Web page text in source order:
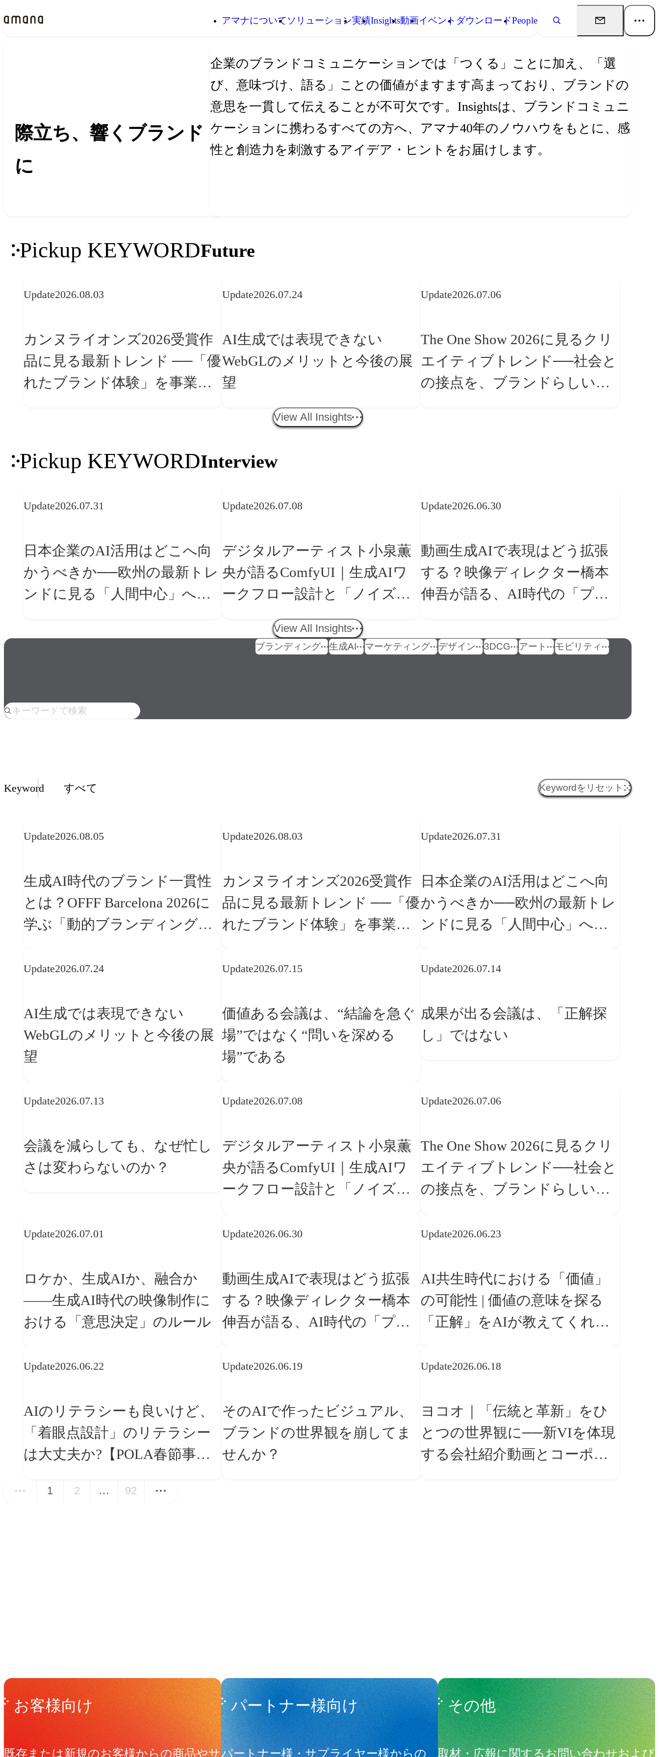
アマナについてソリューション実績Insights動画イベント ダウンロードPeople
Insights インサイト
際立ち、響くブランド
に
企業のブランドコミュニケーションでは「つくる」ことに加え、「選
び、意味づけ、語る」ことの価値がますます高まっており、ブランドの
意思を一貫して伝えることが不可欠です。Insightsは、ブランドコミュニ
ケーションに携わるすべての方へ、アマナ40年のノウハウをもとに、感
性と創造力を刺激するアイデア・ヒントをお届けします。
Pickup KEYWORDFuture
Update2026.08.03
カンヌライオンズ2026受賞作
品に見る最新トレンド ──「優
れたブランド体験」を事業と
Update2026.07.24
AI生成では表現できない
WebGLのメリットと今後の展
望
Update2026.07.06
The One Show 2026に見るクリ
エイティブトレンド──社会と
の接点を、ブランドらしい
View All Insights
Pickup KEYWORDInterview
Update2026.07.31
日本企業のAI活用はどこへ向
かうべきか──欧州の最新トレ
ンドに見る「人間中心」への
Update2026.07.08
デジタルアーティスト小泉薫
央が語るComfyUI｜生成AIワ
ークフロー設計と「ノイズと
美意識」
Update2026.06.30
動画生成AIで表現はどう拡張
する？映像ディレクター橋本
伸吾が語る、AI時代の「プロ
View All Insights
人気のkeyword
ブランディング 生成AI マーケティング デザイン 3DCG アート モビリティ
Insights一覧
Keyword すべて Keywordをリセット
Update2026.08.05
生成AI時代のブランド一貫性
とは？OFFF Barcelona 2026に
学ぶ「動的ブランディング」
Update2026.08.03
カンヌライオンズ2026受賞作
品に見る最新トレンド ──「優
れたブランド体験」を事業と
Update2026.07.31
日本企業のAI活用はどこへ向
かうべきか──欧州の最新トレ
ンドに見る「人間中心」への
Update2026.07.24
AI生成では表現できない
WebGLのメリットと今後の展
望
Update2026.07.15
価値ある会議は、“結論を急ぐ
場”ではなく“問いを深める
場”である
Update2026.07.14
成果が出る会議は、「正解探
し」ではない
Update2026.07.13
会議を減らしても、なぜ忙し
さは変わらないのか？
Update2026.07.08
デジタルアーティスト小泉薫
央が語るComfyUI｜生成AIワ
ークフロー設計と「ノイズと
Update2026.07.06
The One Show 2026に見るクリ
エイティブトレンド──社会と
の接点を、ブランドらしい
Update2026.07.01
ロケか、生成AIか、融合か
——生成AI時代の映像制作に
おける「意思決定」のルール
Update2026.06.30
動画生成AIで表現はどう拡張
する？映像ディレクター橋本
伸吾が語る、AI時代の「プロ
Update2026.06.23
AI共生時代における「価値」
の可能性 | 価値の意味を探る
「正解」をAIが教えてくれる
Update2026.06.22
AIのリテラシーも良いけど、
「着眼点設計」のリテラシー
は大丈夫か?【POLA春節事例
に学ぶプランニング思考】
Update2026.06.19
そのAIで作ったビジュアル、
ブランドの世界観を崩してま
せんか？
Update2026.06.18
ヨコオ｜「伝統と革新」をひ
とつの世界観に──新VIを体現
する会社紹介動画とコーポレ
1 2 … 92
Get in Touchお問い合わせ
お客様向け
既存または新規のお客様からの商品やサ
パートナー様向け
パートナー様・サプライヤー様からの
その他
取材・広報に関するお問い合わせおよび